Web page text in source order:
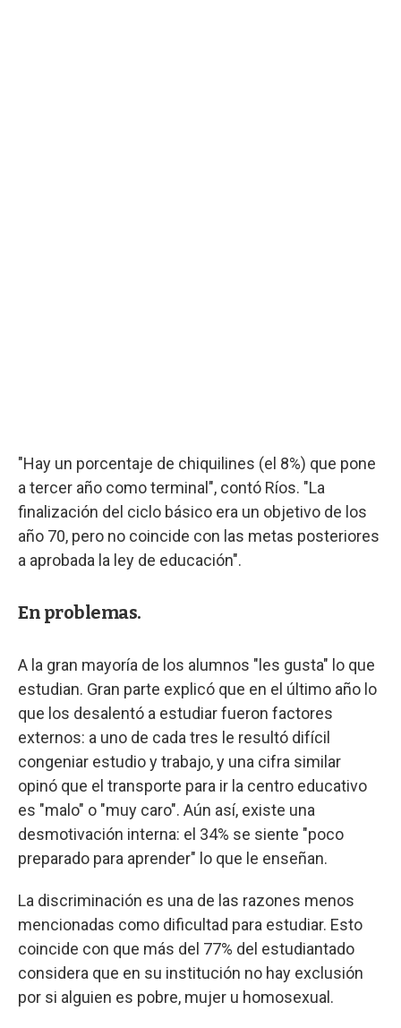
"Hay un porcentaje de chiquilines (el 8%) que pone
a tercer año como terminal", contó Ríos. "La
finalización del ciclo básico era un objetivo de los
año 70, pero no coincide con las metas posteriores
a aprobada la ley de educación".
En problemas.
A la gran mayoría de los alumnos "les gusta" lo que
estudian. Gran parte explicó que en el último año lo
que los desalentó a estudiar fueron factores
externos: a uno de cada tres le resultó difícil
congeniar estudio y trabajo, y una cifra similar
opinó que el transporte para ir la centro educativo
es "malo" o "muy caro". Aún así, existe una
desmotivación interna: el 34% se siente "poco
preparado para aprender" lo que le enseñan.
La discriminación es una de las razones menos
mencionadas como dificultad para estudiar. Esto
coincide con que más del 77% del estudiantado
considera que en su institución no hay exclusión
por si alguien es pobre, mujer u homosexual.